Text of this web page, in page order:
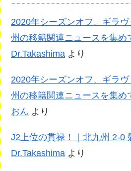
2020年シーズンオフ、ギラ
州の移籍関連ニュースを集め
Dr.Takashima より
2020年シーズンオフ、ギラ
州の移籍関連ニュースを集め
おん より
J2上位の貫禄！｜北九州 2-0
Dr.Takashima より